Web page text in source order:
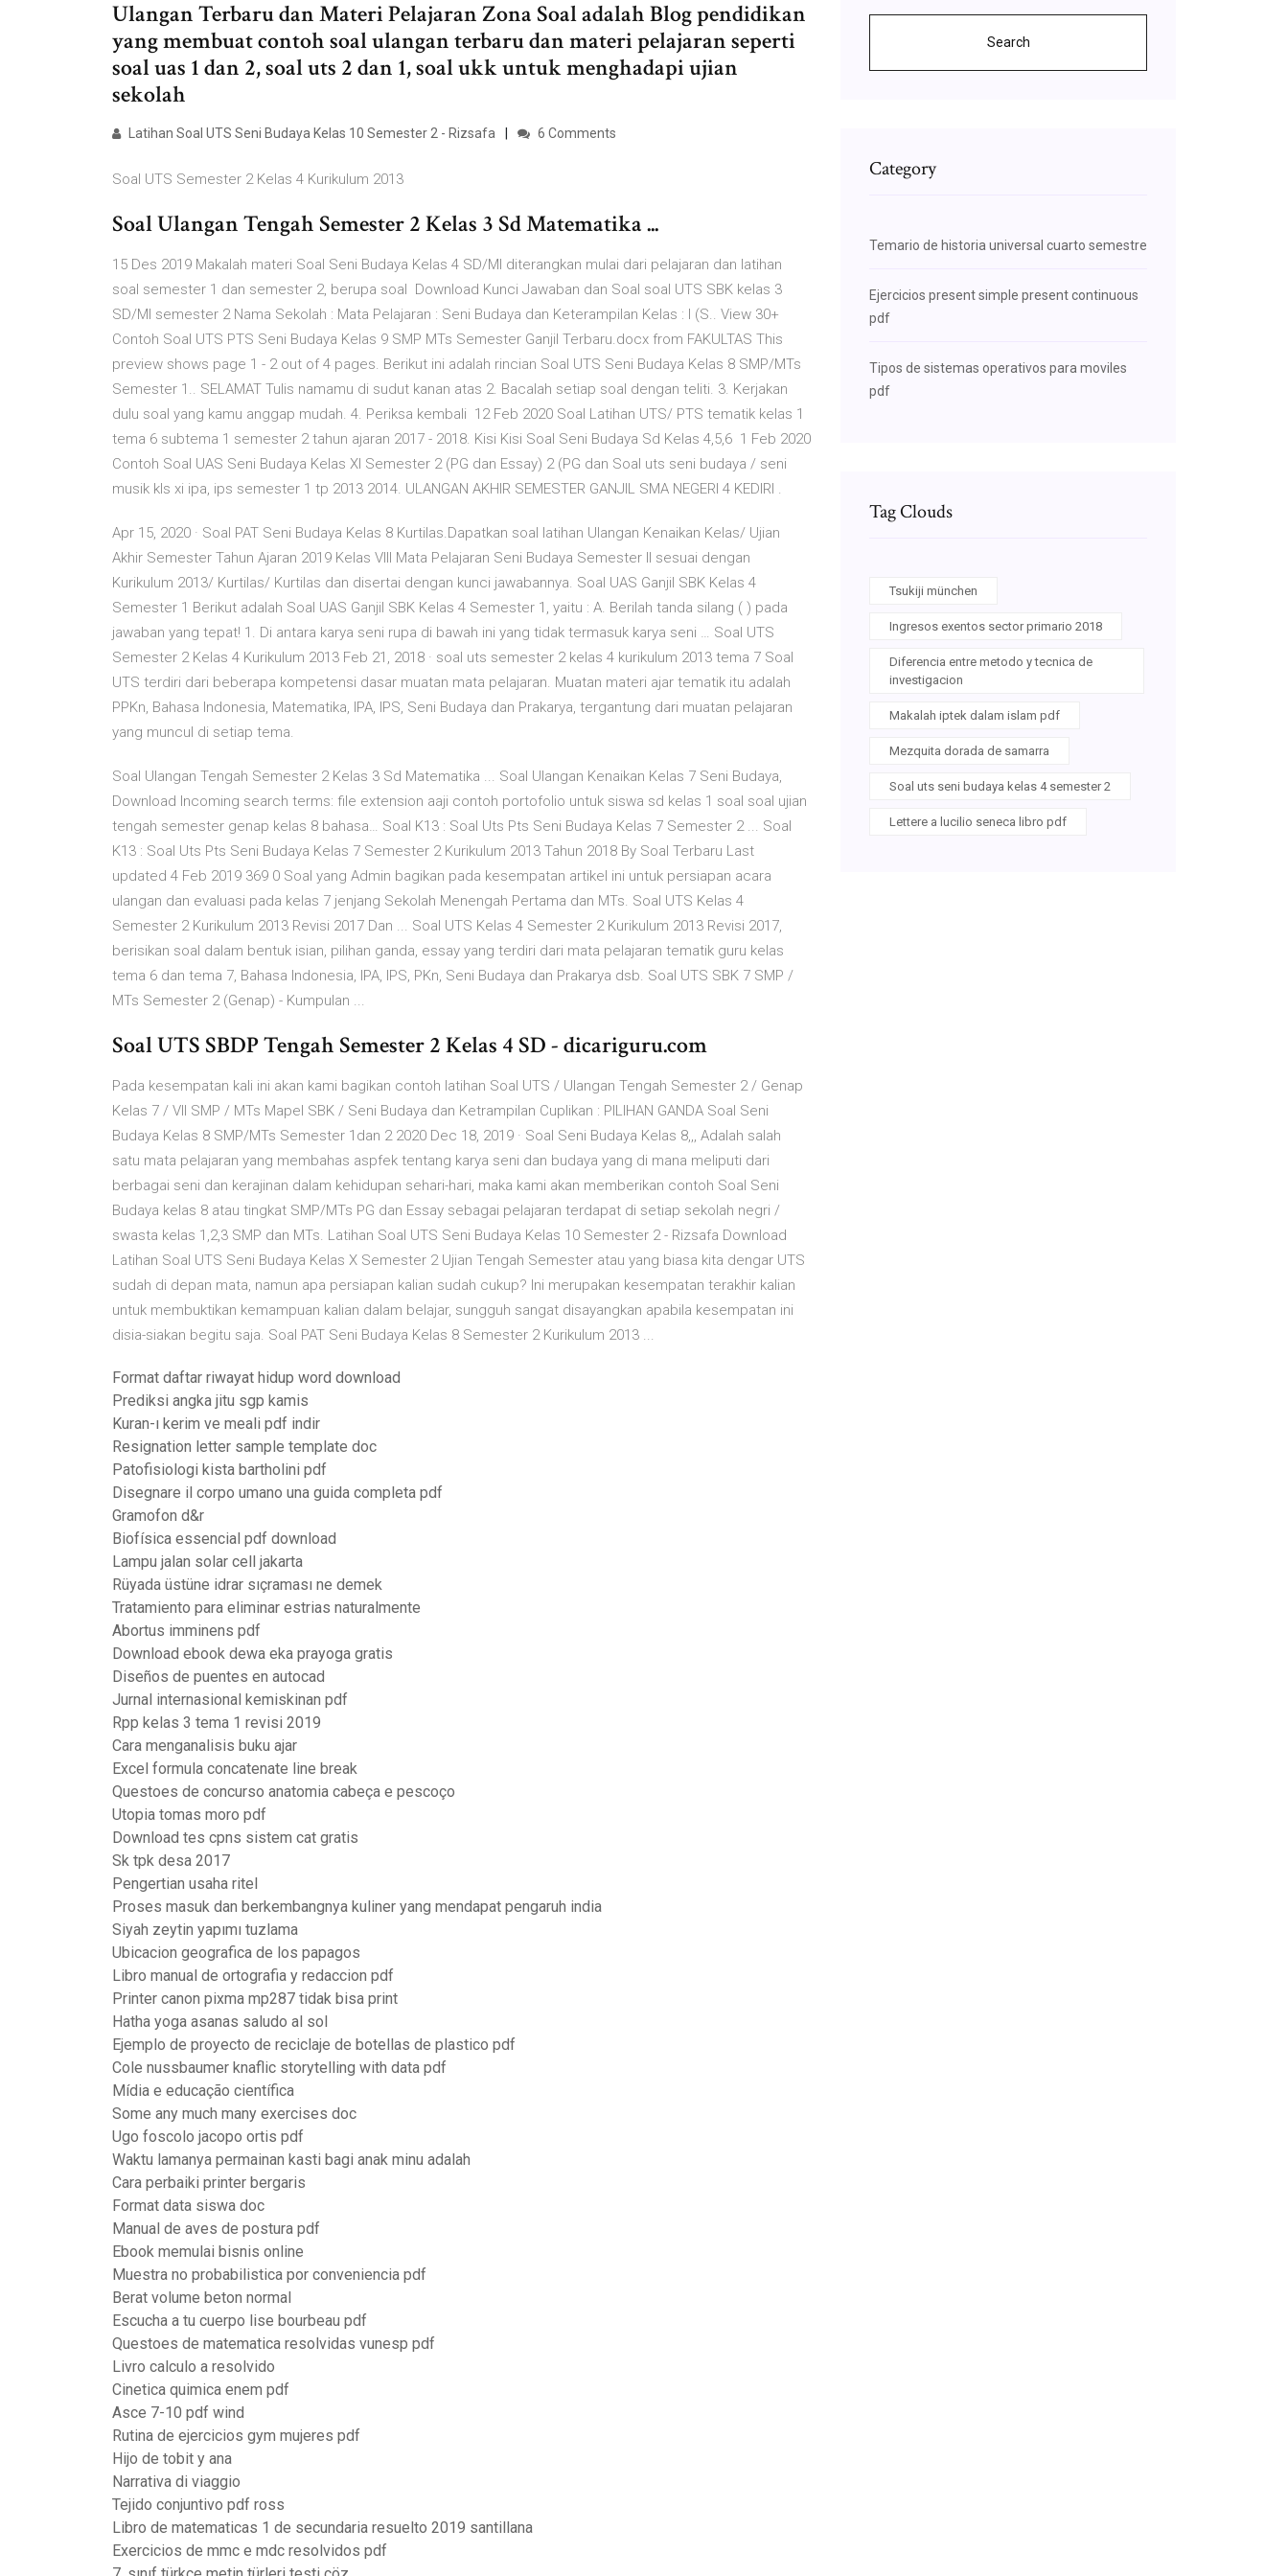
Ulangan Terbaru dan Materi Pelajaran Zona Soal adalah Blog pendidikan
yang membuat contoh soal ulangan terbaru dan materi pelajaran seperti
soal uas 1 dan 2, soal uts 2 dan 1, soal ukk untuk menghadapi ujian
sekolah
Latihan Soal UTS Seni Budaya Kelas 10 Semester 2 - Rizsafa 6 Comments
Soal UTS Semester 2 Kelas 4 Kurikulum 2013
Soal Ulangan Tengah Semester 2 Kelas 3 Sd Matematika ...
15 Des 2019 Makalah materi Soal Seni Budaya Kelas 4 SD/MI diterangkan mulai dari pelajaran dan latihan
soal semester 1 dan semester 2, berupa soal Download Kunci Jawaban dan Soal soal UTS SBK kelas 3
SD/MI semester 2 Nama Sekolah : Mata Pelajaran : Seni Budaya dan Keterampilan Kelas : I (S.. View 30+
Contoh Soal UTS PTS Seni Budaya Kelas 9 SMP MTs Semester Ganjil Terbaru.docx from FAKULTAS This
preview shows page 1 - 2 out of 4 pages. Berikut ini adalah rincian Soal UTS Seni Budaya Kelas 8 SMP/MTs
Semester 1.. SELAMAT Tulis namamu di sudut kanan atas 2. Bacalah setiap soal dengan teliti. 3. Kerjakan
dulu soal yang kamu anggap mudah. 4. Periksa kembali 12 Feb 2020 Soal Latihan UTS/ PTS tematik kelas 1
tema 6 subtema 1 semester 2 tahun ajaran 2017 - 2018. Kisi Kisi Soal Seni Budaya Sd Kelas 4,5,6 1 Feb 2020
Contoh Soal UAS Seni Budaya Kelas XI Semester 2 (PG dan Essay) 2 (PG dan Soal uts seni budaya / seni
musik kls xi ipa, ips semester 1 tp 2013 2014. ULANGAN AKHIR SEMESTER GANJIL SMA NEGERI 4 KEDIRI .
Apr 15, 2020 · Soal PAT Seni Budaya Kelas 8 Kurtilas.Dapatkan soal latihan Ulangan Kenaikan Kelas/ Ujian
Akhir Semester Tahun Ajaran 2019 Kelas VIII Mata Pelajaran Seni Budaya Semester II sesuai dengan
Kurikulum 2013/ Kurtilas/ Kurtilas dan disertai dengan kunci jawabannya. Soal UAS Ganjil SBK Kelas 4
Semester 1 Berikut adalah Soal UAS Ganjil SBK Kelas 4 Semester 1, yaitu : A. Berilah tanda silang ( ) pada
jawaban yang tepat! 1. Di antara karya seni rupa di bawah ini yang tidak termasuk karya seni … Soal UTS
Semester 2 Kelas 4 Kurikulum 2013 Feb 21, 2018 · soal uts semester 2 kelas 4 kurikulum 2013 tema 7 Soal
UTS terdiri dari beberapa kompetensi dasar muatan mata pelajaran. Muatan materi ajar tematik itu adalah
PPKn, Bahasa Indonesia, Matematika, IPA, IPS, Seni Budaya dan Prakarya, tergantung dari muatan pelajaran
yang muncul di setiap tema.
Soal Ulangan Tengah Semester 2 Kelas 3 Sd Matematika ... Soal Ulangan Kenaikan Kelas 7 Seni Budaya,
Download Incoming search terms: file extension aaji contoh portofolio untuk siswa sd kelas 1 soal soal ujian
tengah semester genap kelas 8 bahasa… Soal K13 : Soal Uts Pts Seni Budaya Kelas 7 Semester 2 ... Soal
K13 : Soal Uts Pts Seni Budaya Kelas 7 Semester 2 Kurikulum 2013 Tahun 2018 By Soal Terbaru Last
updated 4 Feb 2019 369 0 Soal yang Admin bagikan pada kesempatan artikel ini untuk persiapan acara
ulangan dan evaluasi pada kelas 7 jenjang Sekolah Menengah Pertama dan MTs. Soal UTS Kelas 4
Semester 2 Kurikulum 2013 Revisi 2017 Dan ... Soal UTS Kelas 4 Semester 2 Kurikulum 2013 Revisi 2017,
berisikan soal dalam bentuk isian, pilihan ganda, essay yang terdiri dari mata pelajaran tematik guru kelas
tema 6 dan tema 7, Bahasa Indonesia, IPA, IPS, PKn, Seni Budaya dan Prakarya dsb. Soal UTS SBK 7 SMP /
MTs Semester 2 (Genap) - Kumpulan ...
Soal UTS SBDP Tengah Semester 2 Kelas 4 SD - dicariguru.com
Pada kesempatan kali ini akan kami bagikan contoh latihan Soal UTS / Ulangan Tengah Semester 2 / Genap
Kelas 7 / VII SMP / MTs Mapel SBK / Seni Budaya dan Ketrampilan Cuplikan : PILIHAN GANDA Soal Seni
Budaya Kelas 8 SMP/MTs Semester 1dan 2 2020 Dec 18, 2019 · Soal Seni Budaya Kelas 8,,, Adalah salah
satu mata pelajaran yang membahas aspfek tentang karya seni dan budaya yang di mana meliputi dari
berbagai seni dan kerajinan dalam kehidupan sehari-hari, maka kami akan memberikan contoh Soal Seni
Budaya kelas 8 atau tingkat SMP/MTs PG dan Essay sebagai pelajaran terdapat di setiap sekolah negri /
swasta kelas 1,2,3 SMP dan MTs. Latihan Soal UTS Seni Budaya Kelas 10 Semester 2 - Rizsafa Download
Latihan Soal UTS Seni Budaya Kelas X Semester 2 Ujian Tengah Semester atau yang biasa kita dengar UTS
sudah di depan mata, namun apa persiapan kalian sudah cukup? Ini merupakan kesempatan terakhir kalian
untuk membuktikan kemampuan kalian dalam belajar, sungguh sangat disayangkan apabila kesempatan ini
disia-siakan begitu saja. Soal PAT Seni Budaya Kelas 8 Semester 2 Kurikulum 2013 ...
Format daftar riwayat hidup word download
Prediksi angka jitu sgp kamis
Kuran-ı kerim ve meali pdf indir
Resignation letter sample template doc
Patofisiologi kista bartholini pdf
Disegnare il corpo umano una guida completa pdf
Gramofon d&r
Biofísica essencial pdf download
Lampu jalan solar cell jakarta
Rüyada üstüne idrar sıçraması ne demek
Tratamiento para eliminar estrias naturalmente
Abortus imminens pdf
Download ebook dewa eka prayoga gratis
Diseños de puentes en autocad
Jurnal internasional kemiskinan pdf
Rpp kelas 3 tema 1 revisi 2019
Cara menganalisis buku ajar
Excel formula concatenate line break
Questoes de concurso anatomia cabeça e pescoço
Utopia tomas moro pdf
Download tes cpns sistem cat gratis
Sk tpk desa 2017
Pengertian usaha ritel
Proses masuk dan berkembangnya kuliner yang mendapat pengaruh india
Siyah zeytin yapımı tuzlama
Ubicacion geografica de los papagos
Libro manual de ortografia y redaccion pdf
Printer canon pixma mp287 tidak bisa print
Hatha yoga asanas saludo al sol
Ejemplo de proyecto de reciclaje de botellas de plastico pdf
Cole nussbaumer knaflic storytelling with data pdf
Mídia e educação científica
Some any much many exercises doc
Ugo foscolo jacopo ortis pdf
Waktu lamanya permainan kasti bagi anak minu adalah
Cara perbaiki printer bergaris
Format data siswa doc
Manual de aves de postura pdf
Ebook memulai bisnis online
Muestra no probabilistica por conveniencia pdf
Berat volume beton normal
Escucha a tu cuerpo lise bourbeau pdf
Questoes de matematica resolvidas vunesp pdf
Livro calculo a resolvido
Cinetica quimica enem pdf
Asce 7-10 pdf wind
Rutina de ejercicios gym mujeres pdf
Hijo de tobit y ana
Narrativa di viaggio
Tejido conjuntivo pdf ross
Libro de matematicas 1 de secundaria resuelto 2019 santillana
Exercicios de mmc e mdc resolvidos pdf
Search
Category
Temario de historia universal cuarto semestre
Ejercicios present simple present continuous
pdf
Tipos de sistemas operativos para moviles
pdf
Tag Clouds
Tsukiji münchen
Ingresos exentos sector primario 2018
Diferencia entre metodo y tecnica de
investigacion
Makalah iptek dalam islam pdf
Mezquita dorada de samarra
Soal uts seni budaya kelas 4 semester 2
Lettere a lucilio seneca libro pdf